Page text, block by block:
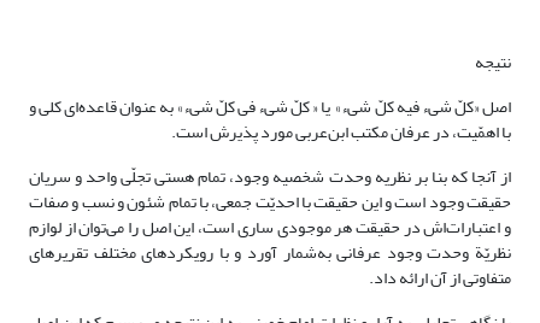
نتیجه
اصل «کلّ شیء فیه کلّ شیء» یا « کلّ شیء فی کلّ شیء» به عنوان قاعده‌ای کلی و
با اهمّیت، در عرفان مکتب ابن‌عربی مورد پذیرش است.
از آنجا که بنا بر نظریه وحدت شخصیه وجود، تمام هستی تجلّی واحد و سریان
حقیقت وجود است و این حقیقت با احدیّت جمعی، با تمام شئون و نسب و صفات
و اعتبارات‌اش در حقیقت هر موجودی ساری است، این اصل را می‌توان از لوازم
نظریّة وحدت وجود عرفانی به‌شمار آورد و با رویکردهای مختلف تقریرهای
متفاوتی از آن ارائه داد.